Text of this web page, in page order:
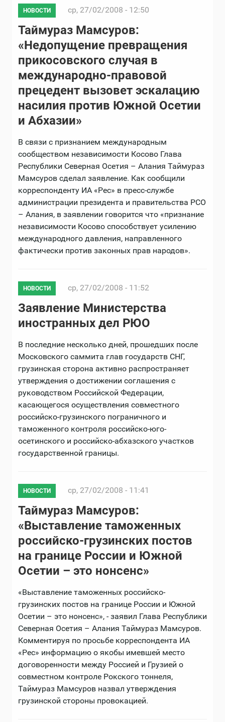
НОВОСТИ ср, 27/02/2008 - 12:50
Таймураз Мамсуров:
«Недопущение превращения
прикосовского случая в
международно-правовой
прецедент вызовет эскалацию
насилия против Южной Осетии
и Абхазии»
В связи с признанием международным
сообществом независимости Косово Глава
Республики Северная Осетия – Алания Таймураз
Мамсуров сделал заявление. Как сообщили
корреспонденту ИА «Рес» в пресс-службе
администрации президента и правительства РСО
– Алания, в заявлении говорится что «признание
независимости Косово способствует усилению
международного давления, направленного
фактически против законных прав народов».
НОВОСТИ ср, 27/02/2008 - 11:52
Заявление Министерства
иностранных дел РЮО
В последние несколько дней, прошедших после
Московского саммита глав государств СНГ,
грузинская сторона активно распространяет
утверждения о достижении соглашения с
руководством Российской Федерации,
касающегося осуществления совместного
российско-грузинского пограничного и
таможенного контроля российско-юго-
осетинского и российско-абхазского участков
государственной границы.
НОВОСТИ ср, 27/02/2008 - 11:41
Таймураз Мамсуров:
«Выставление таможенных
российско-грузинских постов
на границе России и Южной
Осетии – это нонсенс»
«Выставление таможенных российско-
грузинских постов на границе России и Южной
Осетии – это нонсенс», - заявил Глава Республики
Северная Осетия – Алания Таймураз Мамсуров.
Комментируя по просьбе корреспондента ИА
«Рес» информацию о якобы имевшей место
договоренности между Россией и Грузией о
совместном контроле Рокского тоннеля,
Таймураз Мамсуров назвал утверждения
грузинской стороны провокацией.